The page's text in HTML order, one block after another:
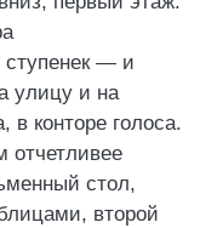
ступенек — и
улицу и на
в конторе голоса.
отчетливее
стол,
второй